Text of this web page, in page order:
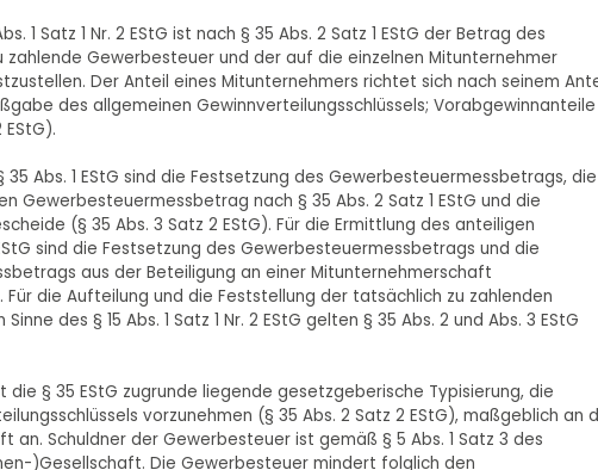
1 Satz 1 Nr. 2 EStG ist nach § 35 Abs. 2 Satz 1 EStG der Betrag des
Gewerbesteuer und der auf die einzelnen Mitunternehmer
Der Anteil eines Mitunternehmers richtet sich nach seinem
des allgemeinen Gewinnverteilungsschlüssels; Vorabgewinnanteile
Abs. 1 EStG sind die Festsetzung des Gewerbesteuermessbetrags, die
Gewerbesteuermessbetrag nach § 35 Abs. 2 Satz 1 EStG und die
(§ 35 Abs. 3 Satz 2 EStG). Für die Ermittlung des anteiligen
sind die Festsetzung des Gewerbesteuermessbetrags und die
aus der Beteiligung an einer Mitunternehmerschaft
Für die Aufteilung und die Feststellung der tatsächlich zu zahlenden
des § 15 Abs. 1 Satz 1 Nr. 2 EStG gelten § 35 Abs. 2 und Abs. 3 EStG
§ 35 EStG zugrunde liegende gesetzgeberische Typisierung, die
vorzunehmen (§ 35 Abs. 2 Satz 2 EStG), maßgeblich an
Schuldner der Gewerbesteuer ist gemäß § 5 Abs. 1 Satz 3 des
)Gesellschaft. Die Gewerbesteuer mindert folglich den